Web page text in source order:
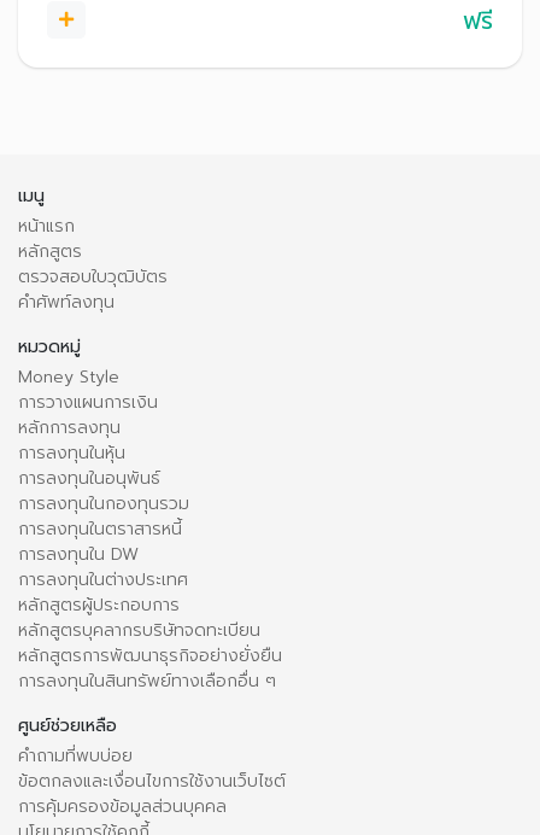
ฟรี
เมนู
หน้าแรก
หลักสูตร
ตรวจสอบใบวุฒิบัตร
คำศัพท์ลงทุน
หมวดหมู่
Money Style
การวางแผนการเงิน
หลักการลงทุน
การลงทุนในหุ้น
การลงทุนในอนุพันธ์
การลงทุนในกองทุนรวม
การลงทุนในตราสารหนี้
การลงทุนใน DW
การลงทุนในต่างประเทศ
หลักสูตรผู้ประกอบการ
หลักสูตรบุคลากรบริษัทจดทะเบียน
หลักสูตรการพัฒนาธุรกิจอย่างยั่งยืน
การลงทุนในสินทรัพย์ทางเลือกอื่น ๆ
ศูนย์ช่วยเหลือ
คำถามที่พบบ่อย
ข้อตกลงและเงื่อนไขการใช้งานเว็บไซต์
การคุ้มครองข้อมูลส่วนบุคคล